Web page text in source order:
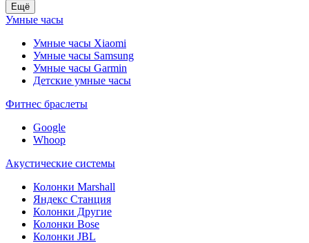
Ещё
Умные часы
Умные часы Xiaomi
Умные часы Samsung
Умные часы Garmin
Детские умные часы
Фитнес браслеты
Google
Whoop
Акустические системы
Колонки Marshall
Яндекс Станция
Колонки Другие
Колонки Bose
Колонки JBL